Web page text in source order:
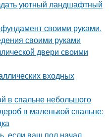
уютный ландшафтный
своими руками.
своими руками
двери своими
входных
в спальне небольшого
в маленькой спальне:
если ваш пол начал